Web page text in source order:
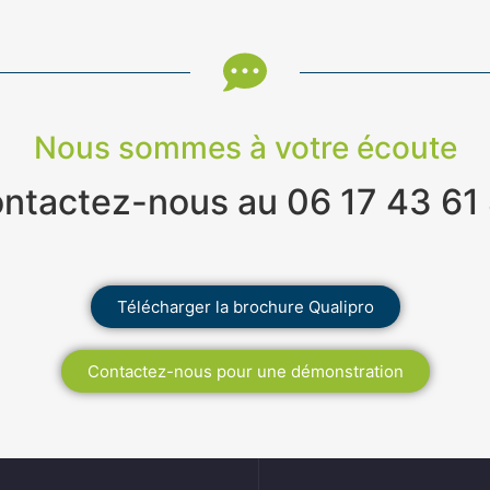
Nous sommes à votre écoute
nous au 06 17 43 61
Télécharger la brochure Qualipro
Contactez-nous pour une démonstration